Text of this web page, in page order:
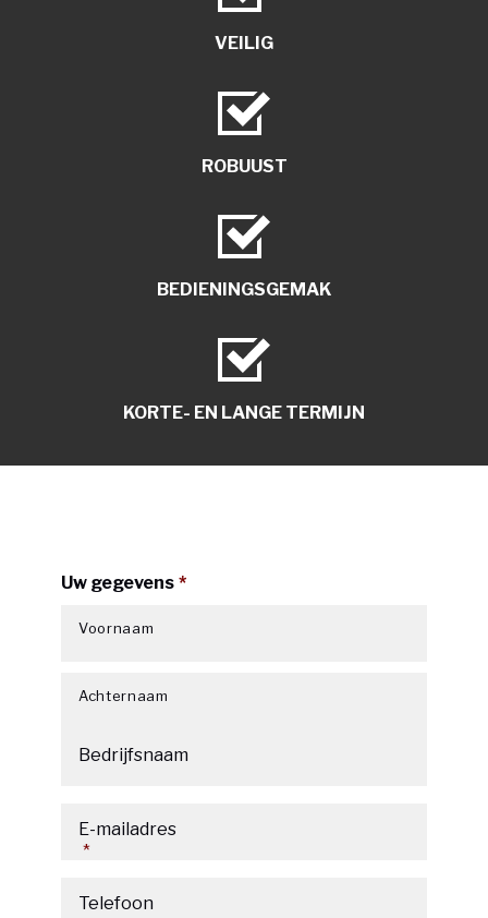
VEILIG
ROBUUST
BEDIENINGSGEMAK
KORTE- EN LANGE TERMIJN
Uw gegevens *
Voornaam
Achternaam
Bedrijfsnaam
E-mailadres
*
Telefoon